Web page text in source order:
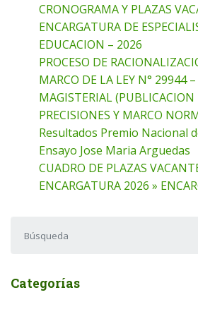
CRONOGRAMA Y PLAZAS
ENCARGATURA DE
EDUCACION – 2026
PROCESO DE
MARCO DE LA LEY N° 29944
MAGISTERIAL
PRECISIONES Y MARCO
Resultados Premio Nacional
Ensayo Jose Maria Arguedas
CUADRO DE PLAZAS
ENCARGATURA 2026 »
Categorías